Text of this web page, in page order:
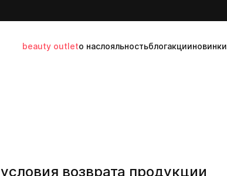
beauty outletо наслояльностьблогакцииновинки
условия возврата продукции